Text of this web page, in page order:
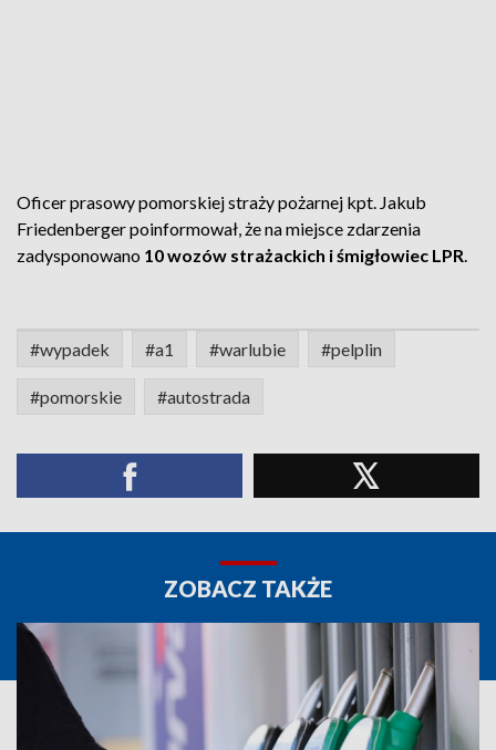
Oficer prasowy pomorskiej straży pożarnej kpt. Jakub
Friedenberger poinformował, że na miejsce zdarzenia
zadysponowano 10 wozów strażackich i śmigłowiec LPR.
#wypadek #a1 #warlubie #pelplin
#pomorskie #autostrada
ZOBACZ TAKŻE